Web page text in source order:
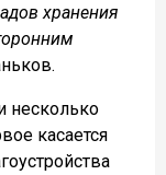
хранения
несколько
касается